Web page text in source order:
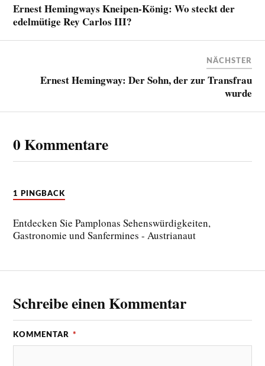
Ernest Hemingways Kneipen-König: Wo steckt der
edelmütige Rey Carlos III?
NÄCHSTER
Ernest Hemingway: Der Sohn, der zur Transfrau
wurde
0 Kommentare
1 PINGBACK
Entdecken Sie Pamplonas Sehenswürdigkeiten,
Gastronomie und Sanfermines - Austrianaut
Schreibe einen Kommentar
KOMMENTAR *